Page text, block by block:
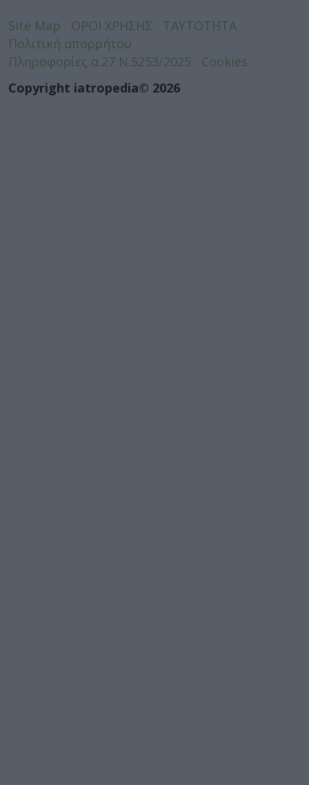
Site Map ΟΡΟΙ ΧΡΗΣΗΣ
ΤΑΥΤΟΤΗΤΑ
Πολιτική απορρήτου
Πληροφορίες α.27 Ν.5253/2025
Cookies
Copyright iatropedia© 2026